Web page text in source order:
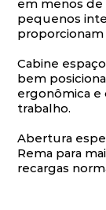
em menos de
pequenos
proporcionam
Cabine
bem
ergonômica
trabalho.
Abertura
Rema para
recargas